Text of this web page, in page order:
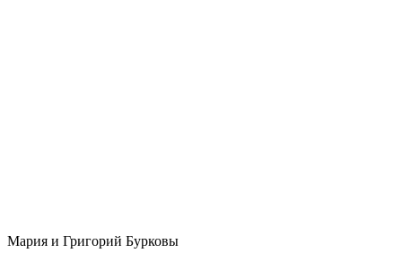
Мария и Григорий Бурковы